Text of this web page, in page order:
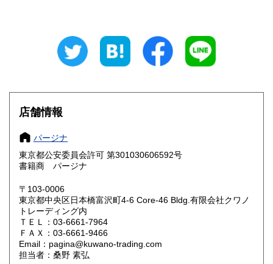
185円 静岡県
185円 三重県
185円 185円
大阪府
奈良県
鳥取県
岡山県 185円 185円
山口県 185円
香川県 185円 愛媛県
店舗情報
パージナ
東京都公安委員会許可 第301030606592号
書籍商 パージナ
〒103-0006
東京都中央区日本橋富沢町4-6 Core-46 Bldg.有限会社クワノ
トレーディング内
ＴＥＬ：03-6661-7964
ＦＡＸ：03-6661-9466
Email：pagina@kuwano-trading.com
担当者：桑野 素弘